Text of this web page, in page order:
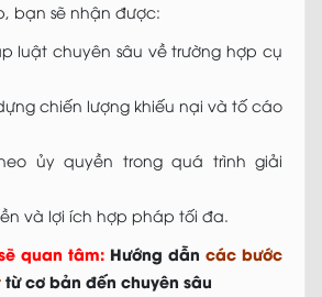
bạn sẽ nhận được:
luật chuyên sâu về trường hợp cụ
chiến lượng khiếu nại và tố cáo
ủy quyền trong quá trình giải
và lợi ích hợp pháp tối đa.
quan tâm: Hướng dẫn các bước
từ cơ bản đến chuyên sâu